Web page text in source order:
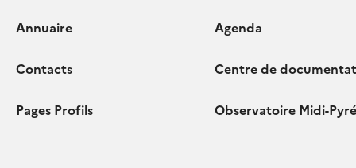
Annuaire
Contacts
Pages Profils
Agenda
Centre de
Observatoire Midi-